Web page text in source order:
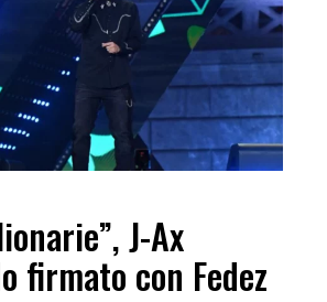
J-Ax
firmato con Fedez